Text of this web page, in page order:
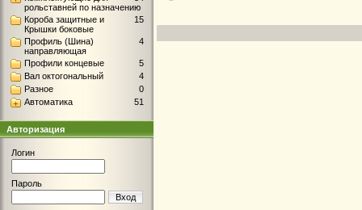
рольставней по назначению
15
Короба защитные и
Крышки боковые
4
Профиль (Шина)
направляющая
5
Профили концевые
4
Вал октогональный
0
Разное
51
Автоматика
Авторизация
Логин
Пароль
Вход